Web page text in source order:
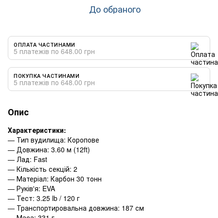
До обраного
ОПЛАТА ЧАСТИНАМИ
5 платежів по 648.00 грн
ПОКУПКА ЧАСТИНАМИ
5 платежів по 648.00 грн
Опис
Характеристики:
— Тип вудилища: Коропове
— Довжина: 3.60 м (12ft)
— Лад: Fast
— Кількість секцій: 2
— Матеріал: Карбон 30 тонн
— Руків'я: EVA
— Тест: 3.25 lb / 120 г
— Транспортировальна довжина: 187 см